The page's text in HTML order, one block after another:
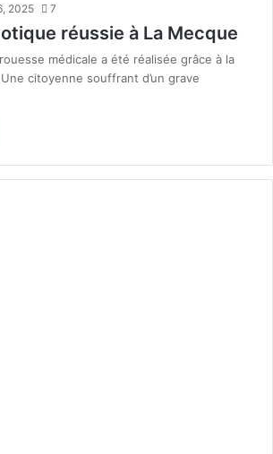
2025 7
réussie à La Mecque
médicale a été réalisée grâce à la
citoyenne souffrant d’un grave